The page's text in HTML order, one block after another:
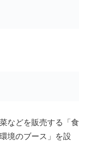
などを販売する「食
境のブース」を設